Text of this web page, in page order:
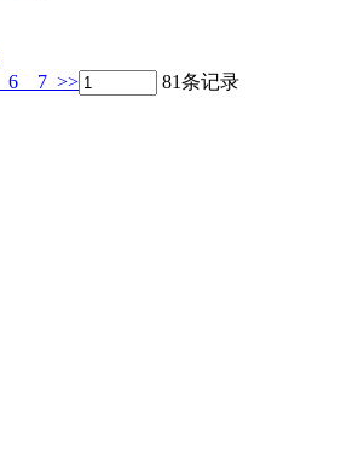
6 7 >> 81条记录